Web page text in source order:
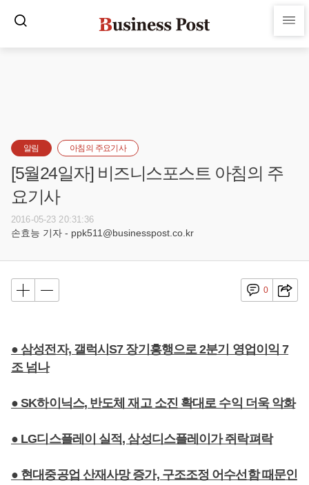
알림 아침의 주요기사
[5월24일자] 비즈니스포스트 아침의 주
요기사
2016-05-23 20:31:36
손효능 기자 - ppk511@businesspost.co.kr
0
● 삼성전자, 갤럭시S7 장기흥행으로 2분기 영업이익 7
조 넘나
● SK하이닉스, 반도체 재고 소진 확대로 수익 더욱 악화
● LG디스플레이 실적, 삼성디스플레이가 쥐락펴락
● 현대중공업 산재사망 증가, 구조조정 어수선함 때문인